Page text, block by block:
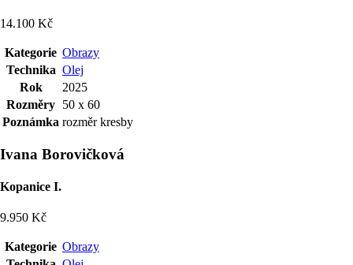
14.100 Kč
Kategorie Obrazy
Technika Olej
Rok
2025
Rozměry 50 x 60
Poznámka rozměr kresby
Ivana Borovičková
Kopanice I.
9.950 Kč
Kategorie Obrazy